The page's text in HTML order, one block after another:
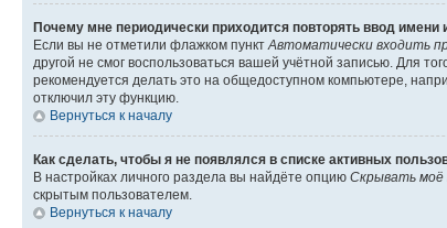
Почему мне периодически приходится повторять ввод имени
Если вы не отметили флажком пункт Автоматически входить
другой не смог воспользоваться вашей учётной записью. Для
рекомендуется делать это на общедоступном компьютере,
отключил эту функцию.
Вернуться к началу
Как сделать, чтобы я не появлялся в списке активных
В настройках личного раздела вы найдёте опцию Скрывать моё
скрытым пользователем.
Вернуться к началу